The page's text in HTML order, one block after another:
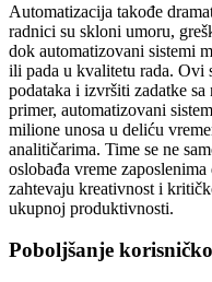
Automatizacija takođe
radnici su skloni umoru,
dok automatizovani sistemi
ili pada u kvalitetu rada.
podataka i izvršiti zadatke
primer, automatizovani
milione unosa u deliću
analitičarima. Time se ne
oslobađa vreme
zahtevaju kreativnost i
ukupnoj produktivnosti.
Poboljšanje